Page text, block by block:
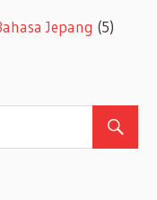
Jepang (5)